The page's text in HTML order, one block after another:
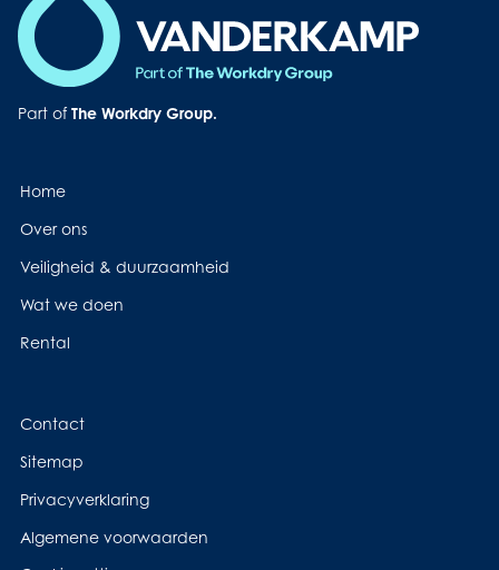
Part of The Workdry Group.
Home
Over ons
Veiligheid & duurzaamheid
Wat we doen
Rental
Contact
Sitemap
Privacyverklaring
Algemene voorwaarden